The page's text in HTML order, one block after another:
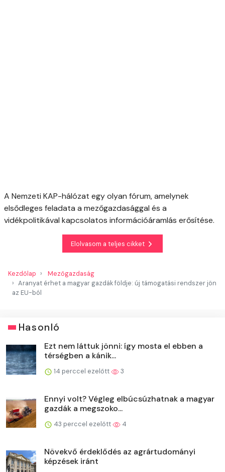
A Nemzeti KAP-hálózat egy olyan fórum, amelynek
elsődleges feladata a mezőgazdasággal és a
vidékpolitikával kapcsolatos információáramlás erősítése.
Elolvasom a teljes cikket
Kezdőlap
Mezőgazdaság
Aranyat érhet a magyar gazdák földje: új támogatási rendszer jön
az EU-ból
Hasonló
Ezt nem láttuk jönni: így mosta el ebben a
térségben a kánik...
14 perccel ezelőtt 3
Ennyi volt? Végleg elbúcsúzhatnak a magyar
gazdák a megszoko...
43 perccel ezelőtt 4
Növekvő érdeklődés az agrártudományi
képzések iránt